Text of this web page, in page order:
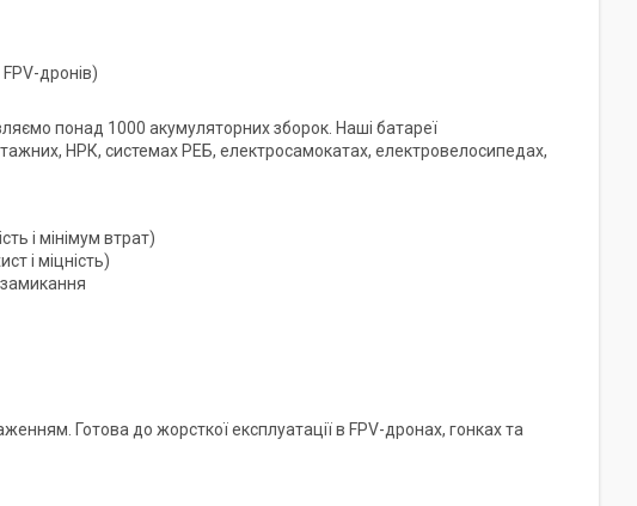
дронів)
понад 1000 акумуляторних зборок. Наші батареї
НРК, системах РЕБ, електросамокатах, електровелосипедах,
і мінімум втрат)
і міцність)
Готова до жорсткої експлуатації в FPV-дронах, гонках та